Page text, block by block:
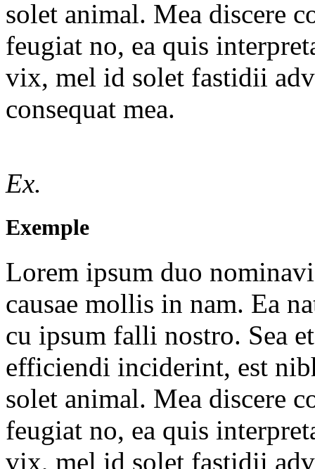
solet animal. Mea discere
feugiat no, ea quis
vix, mel id solet fastidii
consequat mea.
Ex.
Exemple
Lorem ipsum duo
causae mollis in nam. Ea
cu ipsum falli nostro. Sea
efficiendi inciderint, est
solet animal. Mea discere
feugiat no, ea quis
vix, mel id solet fastidii